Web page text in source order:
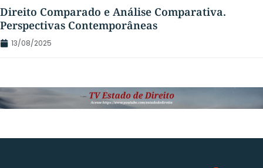
Direito Comparado e Análise Comparativa.
Perspectivas Contemporâneas
13/08/2025